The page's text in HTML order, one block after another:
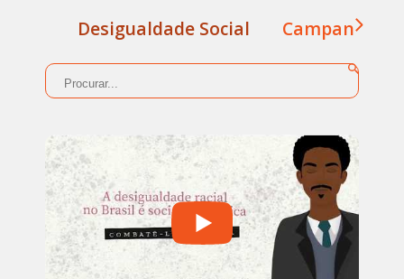
Desigualdade Social Campanha